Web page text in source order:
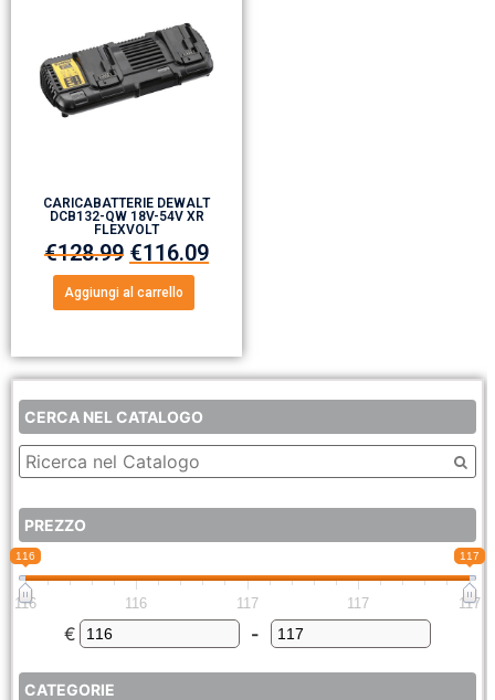
CERCA NEL CATALOGO
PREZZO
116 117
116 116 117 117 117
€ Minimum Price
-
Maximum Price
CATEGORIE
CARICABATTERIE DEWALT
DCB132-QW 18V-54V XR
FLEXVOLT
€128.99 €116.09
Aggiungi al carrello